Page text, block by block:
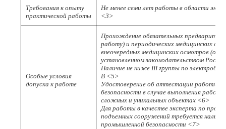
Требования к опыту
практической работы
Не менее семи лет работы в области
<3>
Особые условия
допуска к работе
Прохождение обязательных
работу) и периодических медицинских
внеочередных медицинских осмотров
установленном законодательством
Наличие не ниже III группы по
В <5>
Удостоверение об аттестации
безопасности в случае выполнения работ
сложных и уникальных объектах <6>
Для работы в качестве эксперта по
подъемных сооружений требуется
промышленной безопасности <7>